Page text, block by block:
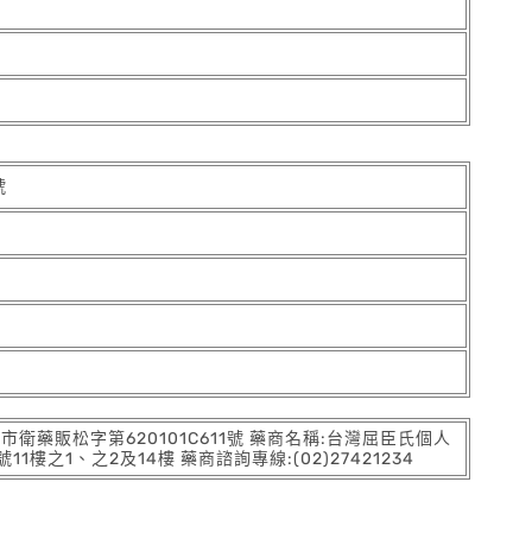
藥販松字第620101C611號 藥商名稱:台灣屈臣氏個人
11樓之1、之2及14樓 藥商諮詢專線:(02)27421234